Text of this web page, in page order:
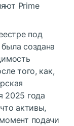
Prime
под
создана
того, как,
2025 года
активы,
подачи